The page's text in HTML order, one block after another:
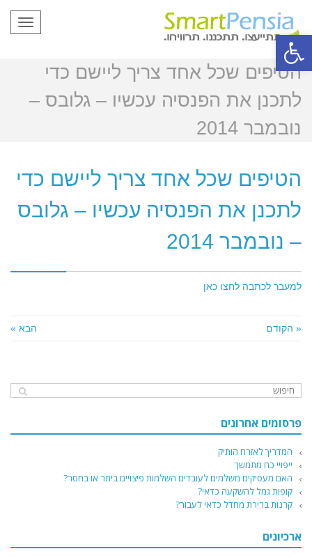
פתח סרגל נגישות
הטיפים שכל אחד צריך ליישם כדי
לתכנן את הפנסיה עכשיו – גלובס –
נובמבר 2014
הטיפים שכל אחד צריך ליישם כדי
לתכנן את הפנסיה עכשיו – גלובס
– נובמבר 2014
למעבר לכתבה לחצו כאן
« הקודם הבא »
פרסומים אחרונים
המדריך לאזרח הותיק
ייפויי כח מתמשך
האם מעסיקים משלמים לעובדים השלמות פיצויים ביתר או בחסר?
קופות גמל להשקעה כדאי?
קרנות ברירת מחדל כדאי לעבור?
ארכיונים